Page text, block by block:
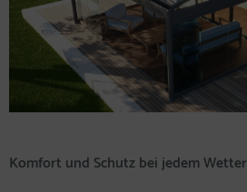
Komfort und Schutz bei jedem Wetter